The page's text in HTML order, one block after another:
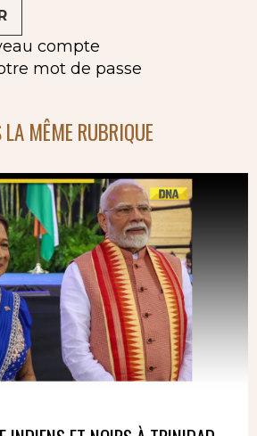
compte
mot de passe
MÊME RUBRIQUE